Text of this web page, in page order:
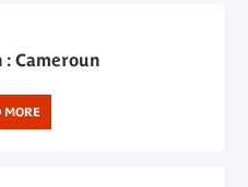
Cameroun
MORE